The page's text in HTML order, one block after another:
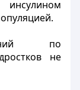
по
не